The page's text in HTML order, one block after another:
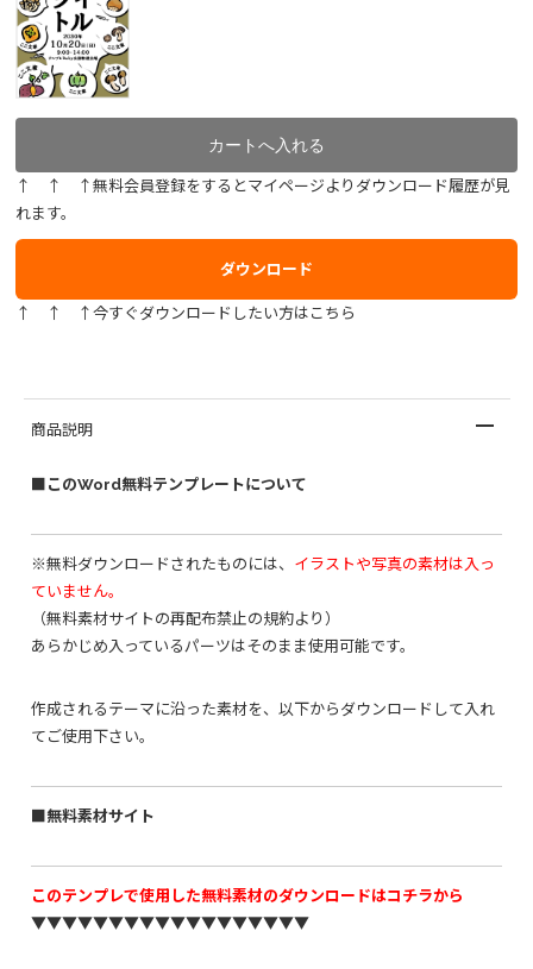
↑ ↑ ↑無料会員登録をするとマイページよりダウンロード履歴が見
れます。
ダウンロード
↑ ↑ ↑今すぐダウンロードしたい方はこちら
商品説明
■このWord無料テンプレートについて
※無料ダウンロードされたものには、 イラストや写真の素材は入っ
ていません。
（無料素材サイトの再配布禁止の規約より）
あらかじめ入っているパーツはそのまま使用可能です。
作成されるテーマに沿った素材を、以下からダウンロードして入れ
てご使用下さい。
■無料素材サイト
このテンプレで使用した無料素材のダウンロードはコチラから
▼▼▼▼▼▼▼▼▼▼▼▼▼▼▼▼▼▼